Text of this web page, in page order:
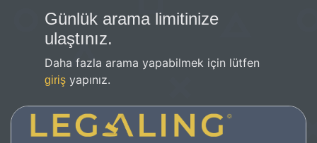
Günlük arama limitinize
ulaştınız.
Daha fazla arama yapabilmek için lütfen
giriş yapınız.